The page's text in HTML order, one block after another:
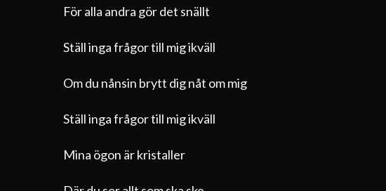
För alla andra gör det snällt
Ställ inga frågor till mig ikväll
Om du nånsin brytt dig nåt om mig
Ställ inga frågor till mig ikväll
Mina ögon är kristaller